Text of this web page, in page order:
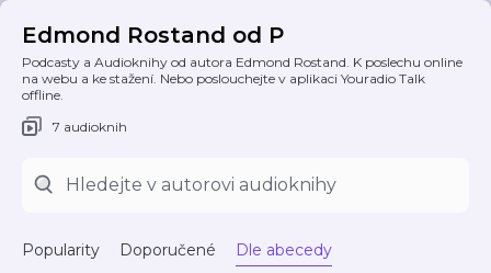
Edmond Rostand od P
Podcasty a Audioknihy od autora Edmond Rostand. K poslechu online
na webu a ke stažení. Nebo poslouchejte v aplikaci Youradio Talk
offline.
7 audioknih
Popularity Doporučené Dle abecedy